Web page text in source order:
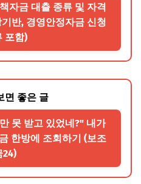
자금 대출 종류 및 자격
반, 경영안정자금 신청
포함)
면 좋은 글
못 받고 있었네?" 내가
한방에 조회하기 (보조
24)